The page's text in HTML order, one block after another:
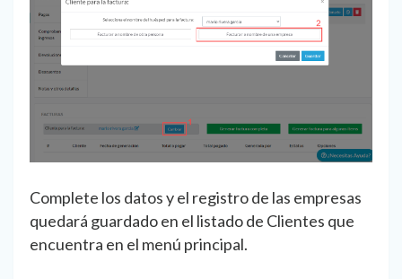
Complete los datos y el registro de las empresas
quedará guardado en el listado de Clientes que
encuentra en el menú principal.